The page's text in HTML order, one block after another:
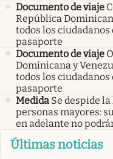
Documento de viaje
República
todos los
pasaporte
Documento de viaje
Dominicana y
todos los
pasaporte
Medida Se despide
personas mayores:
en adelante no
Últimas noticias